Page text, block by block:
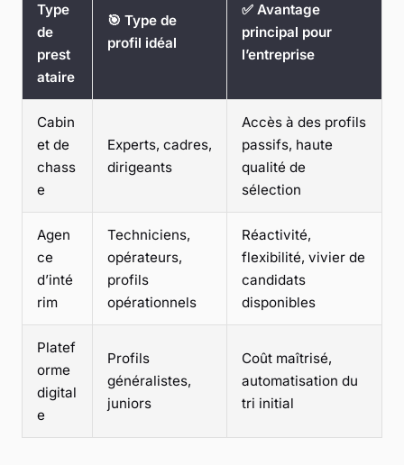
Type
de
prest
ataire
🎯 Type de
profil idéal
✅ Avantage
principal pour
l’entreprise
Cabin
et de
chass
e
Experts, cadres,
dirigeants
Accès à des profils
passifs, haute
qualité de
sélection
Agen
ce
d’inté
rim
Techniciens,
opérateurs,
profils
opérationnels
Réactivité,
flexibilité, vivier de
candidats
disponibles
Platef
orme
digital
e
Profils
généralistes,
juniors
Coût maîtrisé,
automatisation du
tri initial